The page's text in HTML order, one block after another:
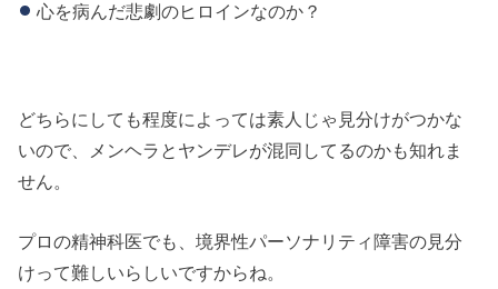
心を病んだ悲劇のヒロインなのか？
どちらにしても程度によっては素人じゃ見分けがつかな
いので、メンヘラとヤンデレが混同してるのかも知れま
せん。
プロの精神科医でも、境界性パーソナリティ障害の見分
けって難しいらしいですからね。